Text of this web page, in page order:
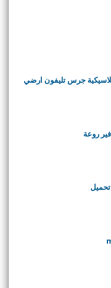
جرس تليفون ارضي
روعة